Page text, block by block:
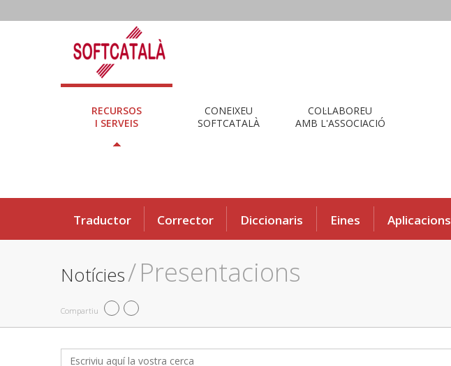
RECURSOS
I SERVEIS
CONEIXEU
SOFTCATALÀ
COL·LABOREU
AMB L'ASSOCIACIÓ
Traductor Corrector Diccionaris Eines Aplicacions
Notícies/Presentacions
Compartiu